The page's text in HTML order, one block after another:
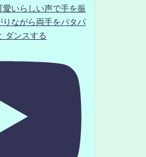
いらしい声で手を振
ながら両手をパタパ
ダンスする